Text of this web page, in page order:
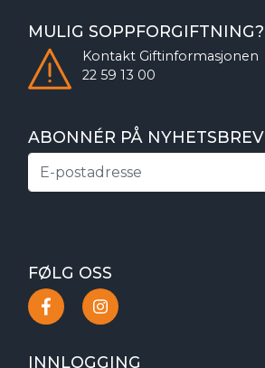
MULIG SOPPFORGIFTNING?
Kontakt Giftinformasjonen
22 59 13 00
ABONNÉR PÅ NYHETSBREV
FØLG OSS
INNLOGGING